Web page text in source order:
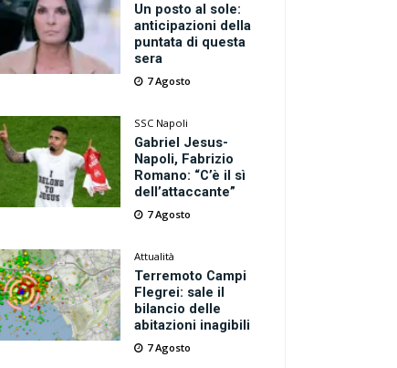
Un posto al sole:
anticipazioni della
puntata di questa
sera
7 Agosto
SSC Napoli
Gabriel Jesus-
Napoli, Fabrizio
Romano: “C’è il sì
dell’attaccante”
7 Agosto
Attualità
Terremoto Campi
Flegrei: sale il
bilancio delle
abitazioni inagibili
7 Agosto